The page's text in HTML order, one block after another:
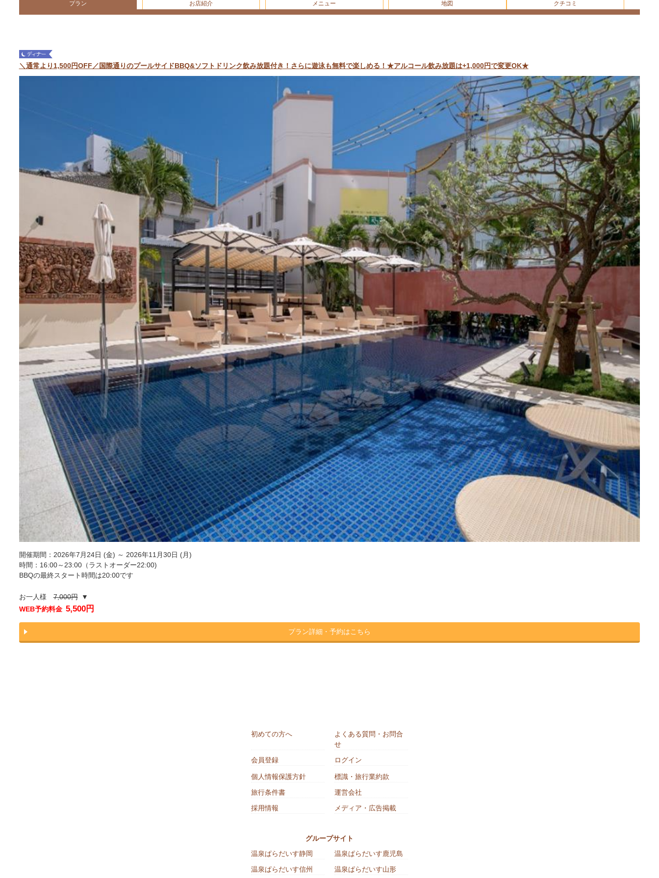
プラン お店紹介 メニュー 地図 クチコミ
＼通常より1,500円OFF／国際通りのプールサイドBBQ&ソフトドリンク飲み放題付き！さらに遊泳も無料で楽しめる！★アルコール飲み放題は+1,000円で変更OK★
開催期間：2026年7月24日 (金) ～ 2026年11月30日 (月)
時間：16:00～23:00（ラストオーダー22:00)
BBQの最終スタート時間は20:00です
お一人様7,000円▼
WEB予約料金 5,500円
プラン詳細・予約はこちら
初めての方へ
よくある質問・お問合
せ
会員登録
ログイン
個人情報保護方針
標識・旅行業約款
旅行条件書
運営会社
採用情報
メディア・広告掲載
グループサイト
温泉ぱらだいす静岡
温泉ぱらだいす鹿児島
温泉ぱらだいす信州
温泉ぱらだいす山形